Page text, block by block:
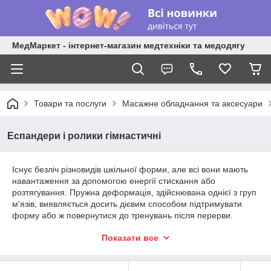
МедМаркет - інтернет-магазин медтехніки та медодягу
Товари та послуги Масажне обладнання та аксесуари
Еспандери і ролики гімнастичні
Існує безліч різновидів шкільної форми, але всі вони мають
навантаження за допомогою енергії стискання або
розтягування. Пружна деформація, здійснювана однієї з груп
м'язів, виявляється досить дієвим способом підтримувати
форму або ж повернутися до тренувань після перерви.
знадобляться гімнастичні ролики. Компактного розміру виріб
Показати все